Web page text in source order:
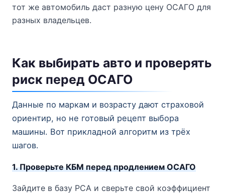
тот же автомобиль даст разную цену ОСАГО для
разных владельцев.
Как выбирать авто и проверять
риск перед ОСАГО
Данные по маркам и возрасту дают страховой
ориентир, но не готовый рецепт выбора
машины. Вот прикладной алгоритм из трёх
шагов.
1. Проверьте КБМ перед продлением ОСАГО
Зайдите в базу РСА и сверьте свой коэффициент